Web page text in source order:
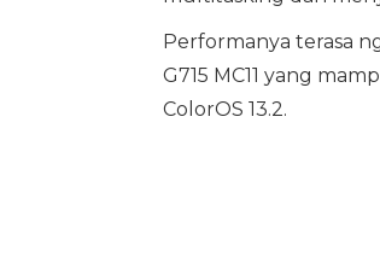
Performanya terasa
G715 MC11 yang
ColorOS 13.2.